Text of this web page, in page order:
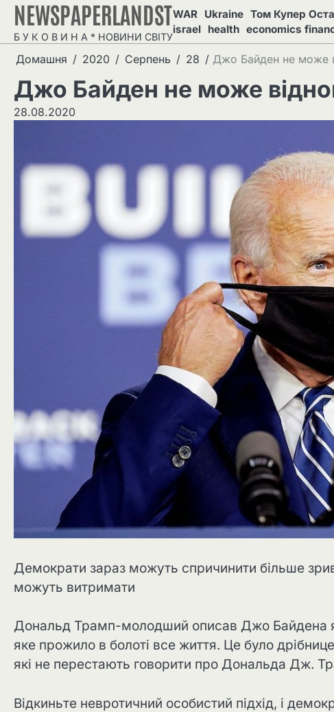
Перейти
вмісту
NEWSPAPERLANDST
Б У К О В И Н А * НОВИНИ СВІТУ
WAR Ukraine Том Купер
israel health economics
Домашня 2020 Серпень 28 Джо Байден не може
Джо Байден не може
28.08.2020
Демократи зараз можуть спричинити більше
можуть витримати
Дональд Трамп-молодший описав Джо Байдена
яке прожило в болоті все життя. Це було
які не перестають говорити про Дональда Дж.
Відкиньте невротичний особистий підхід, і